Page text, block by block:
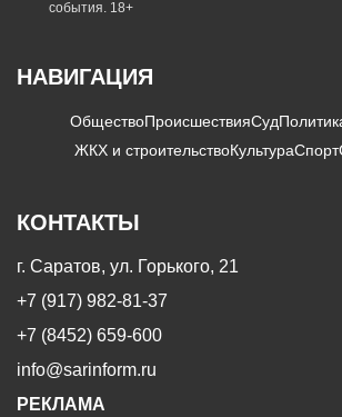
события. 18+
НАВИГАЦИЯ
ОбществоПроисшествияСуд
ЖКХ и строительствоКультураСпорт
КОНТАКТЫ
г. Саратов, ул. Горького, 21
+7 (917) 982-81-37
+7 (8452) 659-600
info@sarinform.ru
РЕКЛАМА